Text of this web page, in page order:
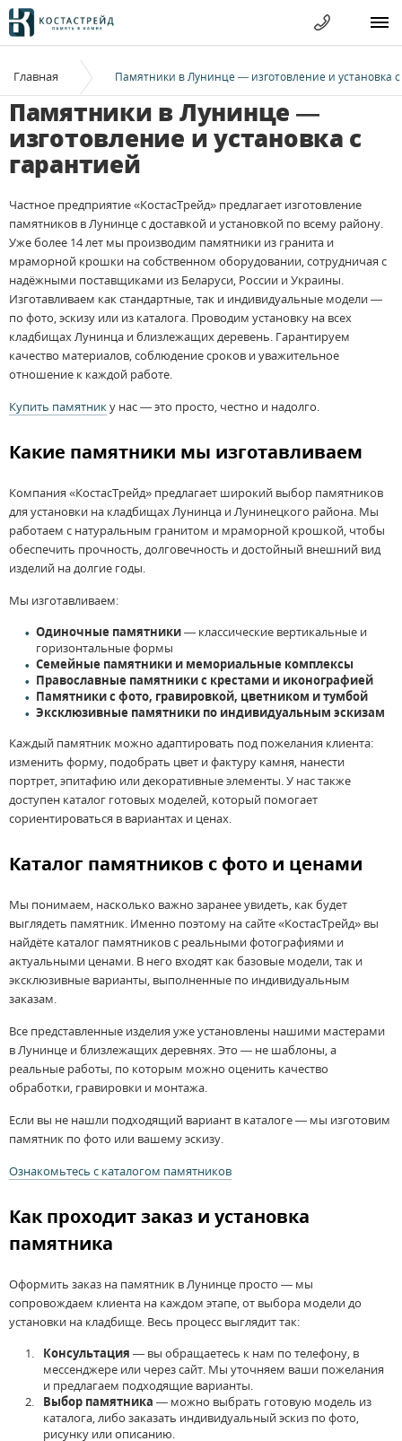
Главная Памятники в Лунинце — изготовление и установка
Памятники в Лунинце —
изготовление и установка с
гарантией
Частное предприятие «КостасТрейд» предлагает изготовление
памятников в Лунинце с доставкой и установкой по всему району.
Уже более 14 лет мы производим памятники из гранита и
мраморной крошки на собственном оборудовании, сотрудничая с
надёжными поставщиками из Беларуси, России и Украины.
Изготавливаем как стандартные, так и индивидуальные модели —
по фото, эскизу или из каталога. Проводим установку на всех
кладбищах Лунинца и близлежащих деревень. Гарантируем
качество материалов, соблюдение сроков и уважительное
отношение к каждой работе.
Купить памятнику нас — это просто, честно и надолго.
Какие памятники мы изготавливаем
Компания «КостасТрейд» предлагает широкий выбор памятников
для установки на кладбищах Лунинца и Лунинецкого района. Мы
работаем с натуральным гранитом и мраморной крошкой, чтобы
обеспечить прочность, долговечность и достойный внешний вид
изделий на долгие годы.
Мы изготавливаем:
Одиночные памятники— классические вертикальные и
горизонтальные формы
Семейные памятники и мемориальные комплексы
Православные памятники с крестами и иконографией
Памятники с фото, гравировкой, цветником и тумбой
Эксклюзивные памятники по индивидуальным эскизам
Каждый памятник можно адаптировать под пожелания клиента:
изменить форму, подобрать цвет и фактуру камня, нанести
портрет, эпитафию или декоративные элементы. У нас также
доступен каталог готовых моделей, который помогает
сориентироваться в вариантах и ценах.
Каталог памятников с фото и ценами
Мы понимаем, насколько важно заранее увидеть, как будет
выглядеть памятник. Именно поэтому на сайте «КостасТрейд» вы
найдёте каталог памятников с реальными фотографиями и
актуальными ценами. В него входят как базовые модели, так и
эксклюзивные варианты, выполненные по индивидуальным
заказам.
Все представленные изделия уже установлены нашими мастерами
в Лунинце и близлежащих деревнях. Это — не шаблоны, а
реальные работы, по которым можно оценить качество
обработки, гравировки и монтажа.
Если вы не нашли подходящий вариант в каталоге — мы изготовим
памятник по фото или вашему эскизу.
Ознакомьтесь с каталогом памятников
Как проходит заказ и установка
памятника
Оформить заказ на памятник в Лунинце просто — мы
сопровождаем клиента на каждом этапе, от выбора модели до
установки на кладбище. Весь процесс выглядит так:
Консультация — вы обращаетесь к нам по телефону, в
мессенджере или через сайт. Мы уточняем ваши пожелания
и предлагаем подходящие варианты.
Выбор памятника — можно выбрать готовую модель из
каталога, либо заказать индивидуальный эскиз по фото,
рисунку или описанию.